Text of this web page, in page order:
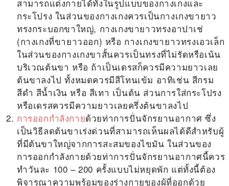
สามารถแต่งกายได้ทั้งในรูปแบบของกางเกงและ
กระโปรง ในส่วนของกางเกงควรเป็นกางเกงขายาว
ทรงกระบอกขาใหญ่, กางเกงขายาวทรงอาปาเช่
(กางเกงที่ขายาวออก) หรือ กางเกงขายาวทรงเอวเล็ก
ในส่วนของกางเกงขาสั้นควรเป็นทรงที่ไม่รัดหรือเน้น
บริเวณต้นขา หรือ ถ้าเป็นเดรสก็ควรมีความยาวเลย
ต้นขาลงไป ทั้งหมดควรมีสีโทนเข้ม อาทิเช่น สีกรม
สีดำ สีน้ำเงิน หรือ สีเทา เป็นต้น ส่วนการใส่กระโปรง
หรือเดรสควรมีความยาวเลยครึ่งต้นขาลงไป
การออกกำลังกายด้วยท่าการปั่นจักรยานอากาศ ซึ่ง
เป็นวิธีลดต้นขาเร่งด่วนที่สามารถเห็นผลได้ดีสำหรับผู้
ที่มีต้นขาใหญ่จากการสะสมของไขมัน ในส่วนของ
การออกกำลังกายด้วยท่าการปั่นจักรยานอากาศนี้ควร
ทำวันละ 100 – 200 ครั้งแบบไม่หยุดพัก แต่ทั้งนี้ต้อง
พิจารณาความพร้อมของร่างกายของผู้ที่ออกด้วย